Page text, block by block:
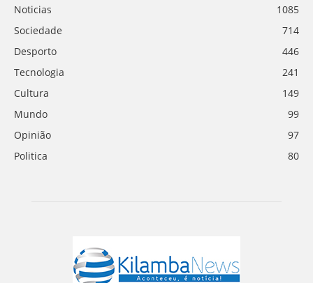
Noticias
1085
Sociedade
714
Desporto
446
Tecnologia
241
Cultura
149
Mundo
99
Opinião
97
Politica
80